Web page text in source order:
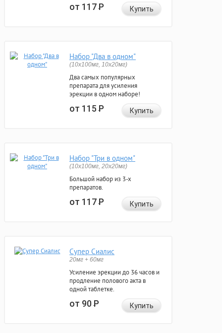
от 117Р Купить
Набор "Два в одном"
(10x100мг, 10x20мг)
Два самых популярных
препарата для усиления
эрекции в одном наборе!
от 115Р Купить
Набор "Три в одном"
(10x100мг, 20x20мг)
Большой набор из 3-х
препаратов.
от 117Р Купить
Супер Сиалис
20мг + 60мг
Усиление эрекции до 36 часов и
продление полового акта в
одной таблетке.
от 90Р Купить